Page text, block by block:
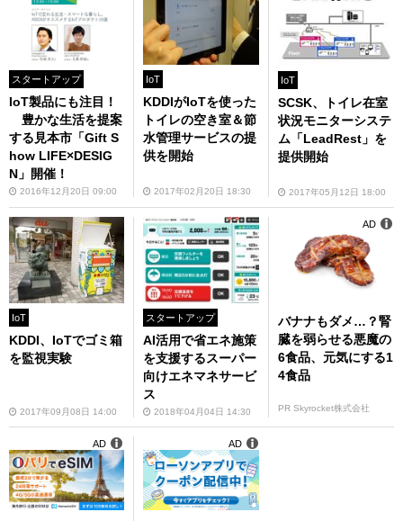
スタートアップ
IoT製品にも注目！
豊かな生活を提案
する見本市「Gift S
how LIFE×DESIG
N」開催！
2016年12月20日 09:00
IoT
KDDIがIoTを使った
トイレの空き室＆節
水管理サービスの提
供を開始
2017年02月20日 18:30
IoT
SCSK、トイレ在室
状況モニターシステ
ム「LeadRest」を
提供開始
2017年05月12日 18:00
IoT
KDDI、IoTでゴミ箱
を監視実験
2017年09月08日 14:00
スタートアップ
AI活用で省エネ施策
を支援するスーパー
向けエネマネサービ
ス
2018年04月04日 14:30
バナナもダメ…？腎
臓を弱らせる悪魔の
6食品、元気にする1
4食品
PR Skyrocket株式会社
AD
AD AD